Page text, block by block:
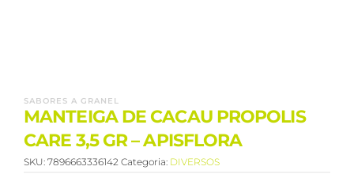
SABORES A GRANEL
MANTEIGA DE CACAU PROPOLIS
CARE 3,5 GR – APISFLORA
SKU: 7896663336142 Categoria: DIVERSOS